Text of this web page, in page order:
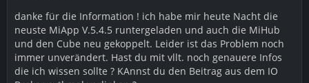
danke für die Information ! ich habe mir heute Nacht die
neuste MiApp V.5.4.5 runtergeladen und auch die MiHub
und den Cube neu gekoppelt. Leider ist das Problem noch
immer unverändert. Hast du mit vllt. noch genauere Infos
die ich wissen sollte ? KAnnst du den Beitrag aus dem IO